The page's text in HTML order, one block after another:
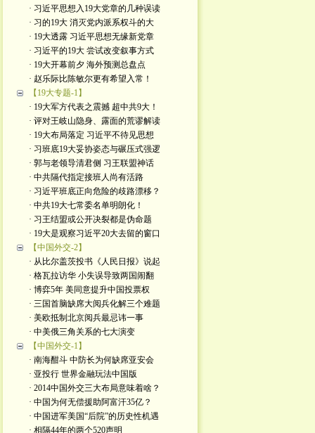
· 习近平思想入19大党章的几种误读
· 习的19大 消灭党内派系权斗的大
· 19大透露 习近平思想无缘新党章
· 习近平的19大 尝试改变叙事方式
· 19大开幕前夕 海外预测总盘点
· 赵乐际比陈敏尔更有希望入常！
【19大专题-1】
· 19大军方代表之震撼 超中共9大！
· 评对王岐山隐身、露面的荒谬解读
· 19大布局落定 习近平不待见思想
· 习班底19大妥协姿态与碾压式强逻
· 郭与老领导清君侧 习王联盟神话
· 中共隔代指定接班人尚有活路
· 习近平班底正向危险的歧路漂移？
· 中共19大七常委名单明朗化！
· 习王结盟或公开决裂都是伪命题
· 19大是观察习近平20大去留的窗口
【中国外交-2】
· 从比尔盖茨投书《人民日报》说起
· 格瓦拉访华 小失误导致两国闹翻
· 博弈5年 美同意提升中国投票权
· 三国首脑缺席大阅兵化解三个难题
· 美欧抵制北京阅兵最忌讳一事
· 中美俄三角关系的七大演变
【中国外交-1】
· 南海酣斗 中防长为何缺席亚安会
· 亚投行 世界金融玩法中国版
· 2014中国外交三大布局意味着啥？
· 中国为何无偿援助阿富汗35亿？
· 中国进军美国“后院”的历史性机遇
· 相隔44年的两个520声明